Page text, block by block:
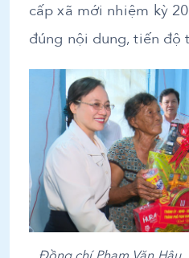
cấp xã mới nhiệm kỳ
đúng nội dung, tiến